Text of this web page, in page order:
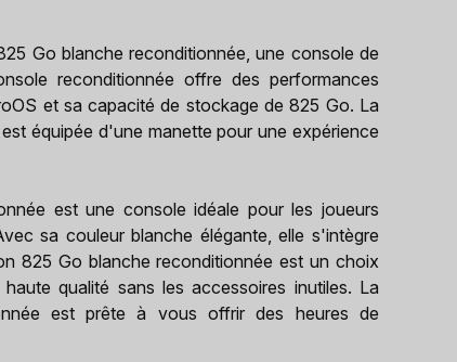
Go blanche reconditionnée, une console de
reconditionnée offre des performances
et sa capacité de stockage de 825 Go. La
équipée d'une manette pour une expérience
est une console idéale pour les joueurs
sa couleur blanche élégante, elle s'intègre
825 Go blanche reconditionnée est un choix
qualité sans les accessoires inutiles. La
est prête à vous offrir des heures de